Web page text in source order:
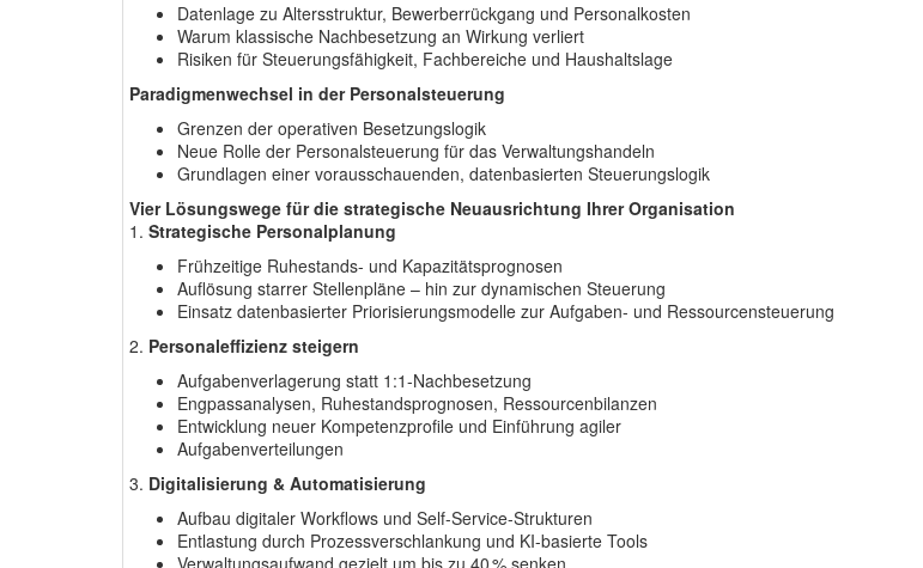
Datenlage zu Altersstruktur, Bewerberrückgang und Personalkosten
Warum klassische Nachbesetzung an Wirkung verliert
Risiken für Steuerungsfähigkeit, Fachbereiche und Haushaltslage
Paradigmenwechsel in der Personalsteuerung
Grenzen der operativen Besetzungslogik
Neue Rolle der Personalsteuerung für das Verwaltungshandeln
Grundlagen einer vorausschauenden, datenbasierten Steuerungslogik
Vier Lösungswege für die strategische Neuausrichtung Ihrer Organisation
1. Strategische Personalplanung
Frühzeitige Ruhestands- und Kapazitätsprognosen
Auflösung starrer Stellenpläne – hin zur dynamischen Steuerung
Einsatz datenbasierter Priorisierungsmodelle zur Aufgaben- und Ressourcensteuerung
2. Personaleffizienz steigern
Aufgabenverlagerung statt 1:1-Nachbesetzung
Engpassanalysen, Ruhestandsprognosen, Ressourcenbilanzen
Entwicklung neuer Kompetenzprofile und Einführung agiler
Aufgabenverteilungen
3. Digitalisierung & Automatisierung
Aufbau digitaler Workflows und Self-Service-Strukturen
Entlastung durch Prozessverschlankung und KI-basierte Tools